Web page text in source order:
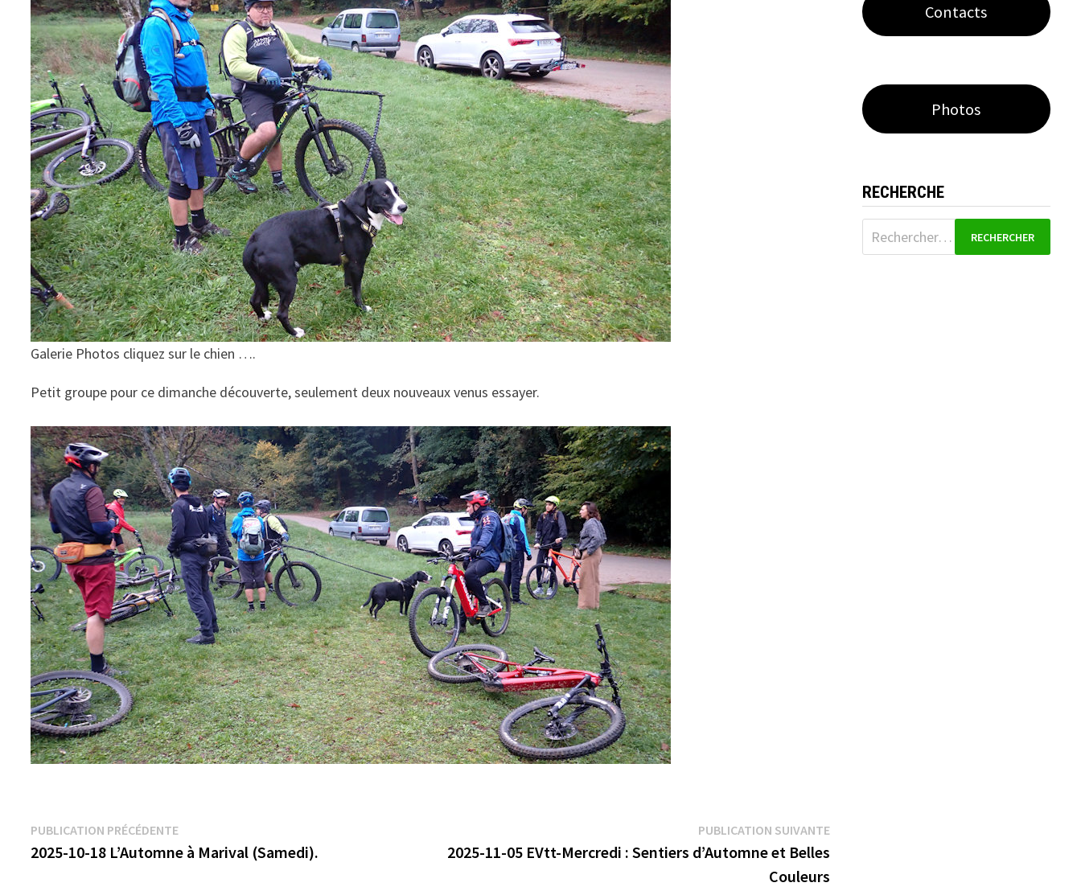
Galerie Photos cliquez sur le chien ….
Petit groupe pour ce dimanche découverte, seulement deux nouveaux venus essayer.
Navigation
de
PUBLICATION PRÉCÉDENTEPublication
précédente :
2025-10-18 L’Automne à Marival (Samedi).
PUBLICATION SUIVANTEPublication
2025-11-05 EVtt-Mercredi : Sentiers d’Automne et Belles
Couleurs
Contacts
Photos
RECHERCHE
Rechercher :